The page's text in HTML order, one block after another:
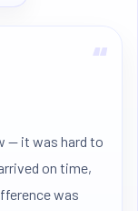
“
— it was hard to
on time,
was